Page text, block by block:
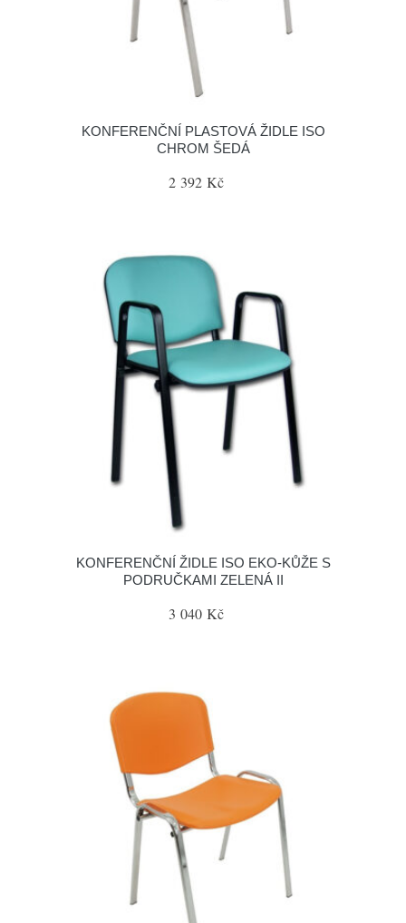
KONFERENČNÍ PLASTOVÁ ŽIDLE ISO
CHROM ŠEDÁ
2 392 Kč
KONFERENČNÍ ŽIDLE ISO EKO-KŮŽE S
PODRUČKAMI ZELENÁ II
3 040 Kč